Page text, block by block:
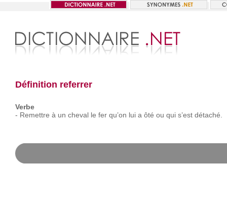
Définition referrer
Verbe
- Remettre à un cheval le fer qu’on lui a ôté ou qui s’est détaché.